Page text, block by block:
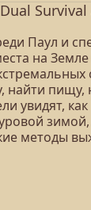
Survival
Паул и
на
найти
увидят,
методы